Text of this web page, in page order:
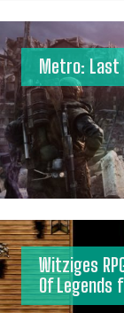
Metro: Last
Witziges
Of Legends